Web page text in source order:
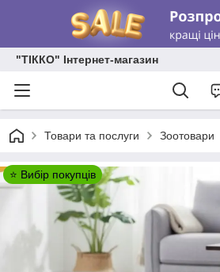
"ТІККО" Інтернет-магазин
Товари та послуги Зоотовари
⭐ Вибір покупців